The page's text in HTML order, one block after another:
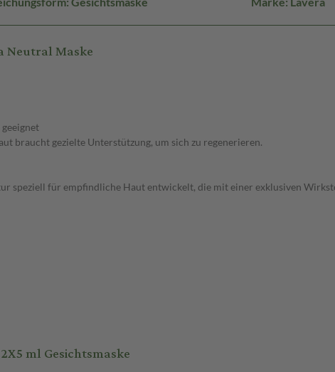
Maske
braucht gezielte Unterstützung, um sich zu regenerieren.
speziell für empfindliche Haut entwickelt, die mit einer exklusiven
ml Gesichtsmaske